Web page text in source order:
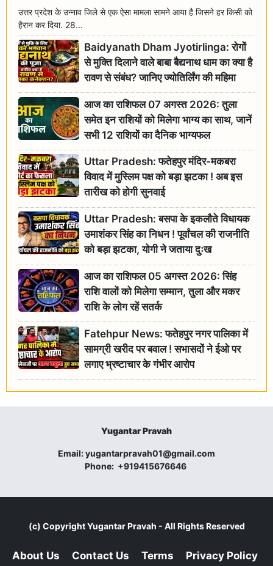
उत्तर प्रदेश के उन्नाव जिले से एक ऐसा मामला सामने आया है जिसने हर किसी को
हैरान कर दिया. 28...
Baidyanath Dham Jyotirlinga: रोगों
से मुक्ति दिलाने वाले बाबा बैद्यनाथ धाम का क्या है
रावण से संबंध? जानिए ज्योतिर्लिंग की महिमा
आज का राशिफल 07 अगस्त 2026: तुला
समेत इन राशियों को मिलेगा भाग्य का साथ, जानें
सभी 12 राशियों का दैनिक भाग्यफल
Uttar Pradesh: फतेहपुर मंदिर-मकबरा
विवाद में मुस्लिम पक्ष को बड़ा झटका ! अब इस
तारीख को होगी सुनवाई
Uttar Pradesh: बसपा के इकलौते विधायक
उमाशंकर सिंह का निधन ! पूर्वांचल की राजनीति
को बड़ा झटका, योगी ने जताया दुःख
आज का राशिफल 05 अगस्त 2026: सिंह
राशि वालों को मिलेगा सम्मान, तुला और मकर
राशि के लोग रहें सतर्क
Fatehpur News: फतेहपुर नगर पालिका में
सामग्री खरीद पर बवाल ! सभासदों ने ईओ पर
लगाए भ्रष्टाचार के गंभीर आरोप
Yugantar Pravah
Email:yugantarpravah01@gmail.com
Phone: +919415676646
(c) CopyrightYugantar Pravah - All Rights Reserved
About Us Contact Us Terms Privacy Policy